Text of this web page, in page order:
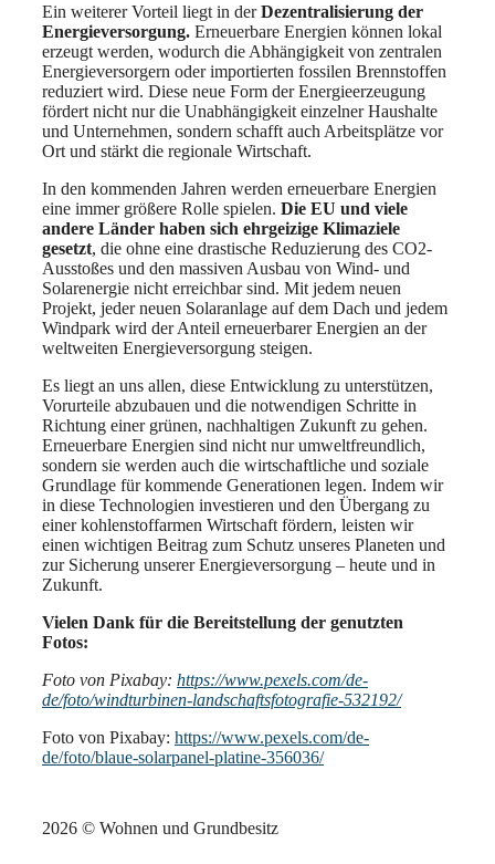
Ein weiterer Vorteil liegt in derDezentralisierung der
Energieversorgung. Erneuerbare Energien können lokal
erzeugt werden, wodurch die Abhängigkeit von zentralen
Energieversorgern oder importierten fossilen Brennstoffen
reduziert wird. Diese neue Form der Energieerzeugung
fördert nicht nur die Unabhängigkeit einzelner Haushalte
und Unternehmen, sondern schafft auch Arbeitsplätze vor
Ort und stärkt die regionale Wirtschaft.
In den kommenden Jahren werden erneuerbare Energien
eine immer größere Rolle spielen. Die EU und viele
andere Länder haben sich ehrgeizige Klimaziele
gesetzt, die ohne eine drastische Reduzierung des CO2-
Ausstoßes und den massiven Ausbau von Wind- und
Solarenergie nicht erreichbar sind. Mit jedem neuen
Projekt, jeder neuen Solaranlage auf dem Dach und jedem
Windpark wird der Anteil erneuerbarer Energien an der
weltweiten Energieversorgung steigen.
Es liegt an uns allen, diese Entwicklung zu unterstützen,
Vorurteile abzubauen und die notwendigen Schritte in
Richtung einer grünen, nachhaltigen Zukunft zu gehen.
Erneuerbare Energien sind nicht nur umweltfreundlich,
sondern sie werden auch die wirtschaftliche und soziale
Grundlage für kommende Generationen legen. Indem wir
in diese Technologien investieren und den Übergang zu
einer kohlenstoffarmen Wirtschaft fördern, leisten wir
einen wichtigen Beitrag zum Schutz unseres Planeten und
zur Sicherung unserer Energieversorgung – heute und in
Zukunft.
Vielen Dank für die Bereitstellung der genutzten
Fotos:
Foto von Pixabay: https://www.pexels.com/de-
de/foto/windturbinen-landschaftsfotografie-532192/
Foto von Pixabay: https://www.pexels.com/de-
de/foto/blaue-solarpanel-platine-356036/
2026 © Wohnen und Grundbesitz